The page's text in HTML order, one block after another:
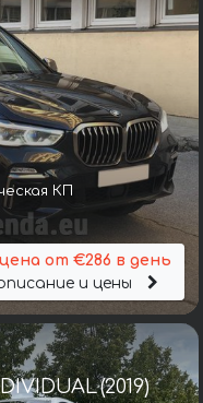
КП
цена от €286 в день
и цены
(2019)